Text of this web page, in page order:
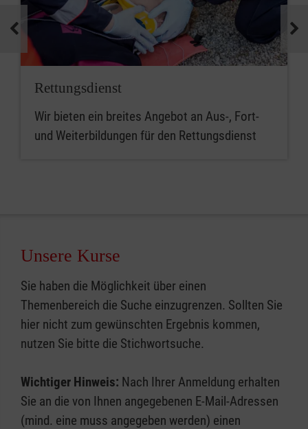
Rettungsdienst
Wir bieten ein breites Angebot an Aus-, Fort-
und Weiterbildungen für den Rettungsdienst
Unsere Kurse
Sie haben die Möglichkeit über einen
Themenbereich die Suche einzugrenzen. Sollten Sie
hier nicht zum gewünschten Ergebnis kommen,
nutzen Sie bitte die Stichwortsuche.
Wichtiger Hinweis: Nach Ihrer Anmeldung erhalten
Sie an die von Ihnen angegebenen E-Mail-Adressen
(mind. eine muss angegeben werden) einen